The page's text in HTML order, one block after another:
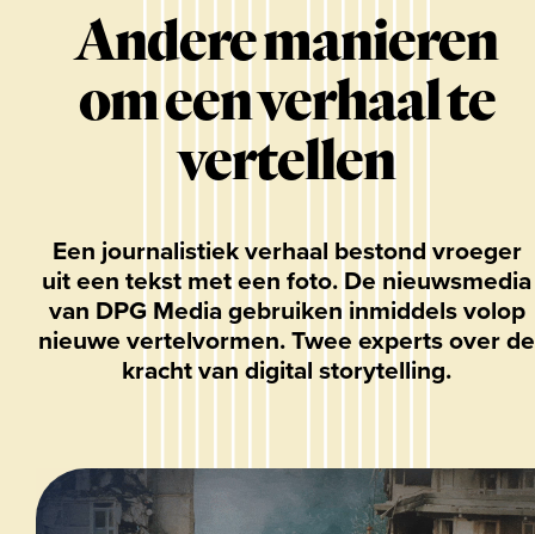
Andere manieren
om een verhaal te
vertellen
Een journalistiek verhaal bestond vroeger
uit een tekst met een foto. De nieuwsmedia
van DPG Media gebruiken inmiddels volop
nieuwe vertelvormen. Twee experts over de
kracht van digital storytelling.